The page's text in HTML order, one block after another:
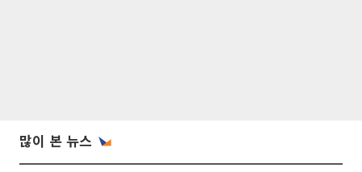
많이 본 뉴스